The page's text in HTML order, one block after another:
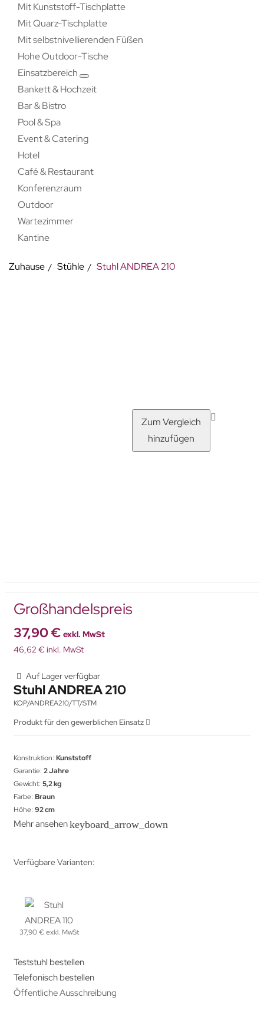
Mit Kunststoff-Tischplatte
Mit Quarz-Tischplatte
Mit selbstnivellierenden Füßen
Hohe Outdoor-Tische
Einsatzbereich
Bankett & Hochzeit
Bar & Bistro
Pool & Spa
Event & Catering
Hotel
Café & Restaurant
Konferenzraum
Outdoor
Wartezimmer
Kantine
Zuhause Stühle Stuhl ANDREA 210
Zum Vergleich
hinzufügen
Großhandelspreis
37,90 € exkl. MwSt
46,62 € inkl. MwSt
Auf Lager verfügbar
Stuhl ANDREA 210
KOP/ANDREA210/TT/STM
Produkt für den gewerblichen Einsatz
Konstruktion: Kunststoff
Garantie: 2 Jahre
Gewicht: 5,2 kg
Farbe: Braun
Höhe: 92 cm
Mehr ansehenkeyboard_arrow_down
Verfügbare Varianten:
37,90 € exkl. MwSt
Teststuhl bestellen
Telefonisch bestellen
Öffentliche Ausschreibung